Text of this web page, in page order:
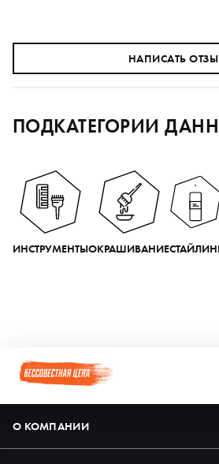
НАПИСАТЬ
ПОДКАТЕГОРИИ
ИНСТРУМЕНТЫОКРАШИВАНИЕ
О КОМПАНИИ